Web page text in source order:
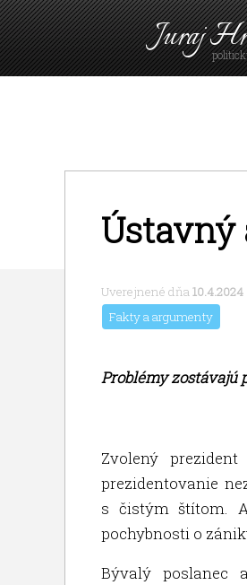
Juraj
Ústavný
Uverejnené dňa10.4.2024
Fakty a argumenty
Problémy zostávajú
Zvolený
prezidentovanie
s čistým štítom.
pochybnosti o
Bývalý poslanec